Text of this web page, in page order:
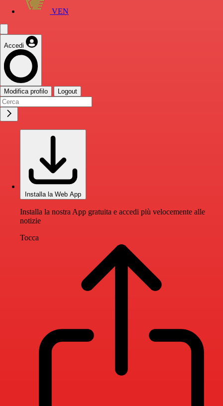
VEN
Accedi
Modifica profilo Logout
Installa la Web App
Installa la nostra App gratuita e accedi più velocemente alle
notizie
Tocca